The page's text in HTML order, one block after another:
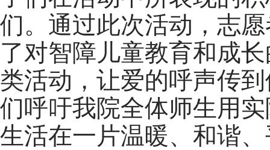
们。通过此次活动，志
了对智障儿童教育和成
类活动，让爱的呼声传
们呼吁我院全体师生用
生活在一片温暖、和谐